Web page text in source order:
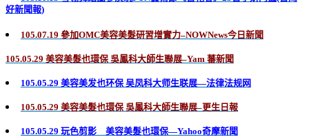
好新聞報)
105.07.19 參加OMC美容美髮研習增實力–NOWNews今日新聞
105.05.29 美容美髮也環保 吳鳳科大師生聯展–Yam 蕃新聞
105.05.29 美容美发也环保 吴凤科大师生联展—法律法规网
105.05.29 美容美髮也環保 吳鳳科大師生聯展–更生日報
105.05.29 玩色剪影 美容美髮也環保—Yahoo奇摩新聞